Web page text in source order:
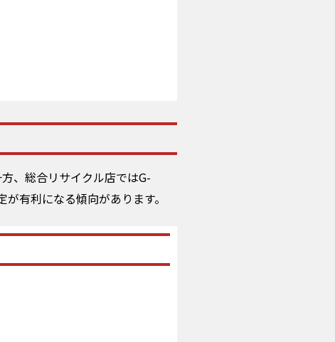
、総合リサイクル店ではG-
有利になる傾向があります。